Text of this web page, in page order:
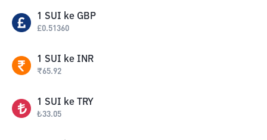
1 SUI ke GBP
£0.51360
1 SUI ke INR
₹65.92
1 SUI ke TRY
₺33.05